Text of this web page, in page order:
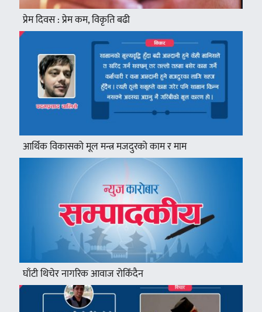
प्रेम दिवस : प्रेम कम, विकृति बढी
आर्थिक विकासको मूल मन्त्र मजदुरको काम र माम
घाँटी थिचेर नागरिक आवाज रोकिँदैन